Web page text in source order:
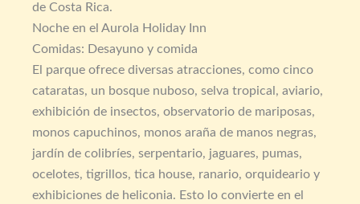
de Costa Rica.
Noche en el Aurola Holiday Inn
Comidas: Desayuno y comida
El parque ofrece diversas atracciones, como cinco
cataratas, un bosque nuboso, selva tropical, aviario,
exhibición de insectos, observatorio de mariposas,
monos capuchinos, monos araña de manos negras,
jardín de colibríes, serpentario, jaguares, pumas,
ocelotes, tigrillos, tica house, ranario, orquideario y
exhibiciones de heliconia. Esto lo convierte en el